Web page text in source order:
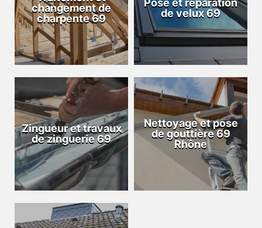
changement de
charpente 69
Pose et réparation
de velux 69
Zingueur et travaux
de zinguerie 69
Nettoyage et pose
de gouttière 69
Rhône